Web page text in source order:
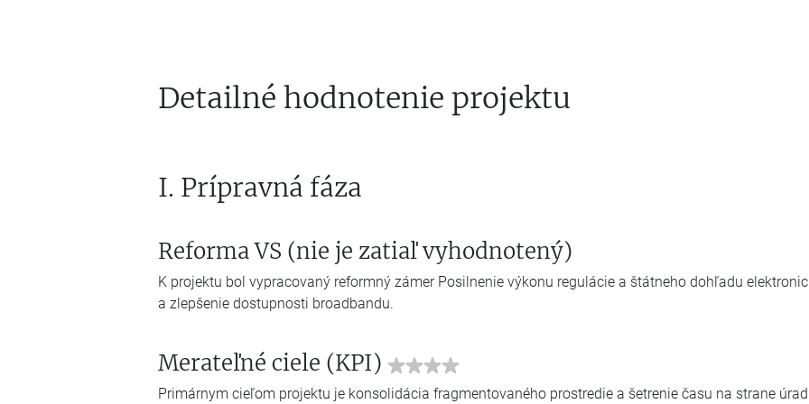
Detailné hodnotenie projektu
I. Prípravná fáza
Reforma VS (nie je zatiaľ vyhodnotený)
K projektu bol vypracovaný reformný zámer Posilnenie výkonu regulácie a štátneho dohľadu
a zlepšenie dostupnosti broadbandu.
Merateľné ciele (KPI)
Primárnym cieľom projektu je konsolidácia fragmentovaného prostredie a šetrenie času na strane